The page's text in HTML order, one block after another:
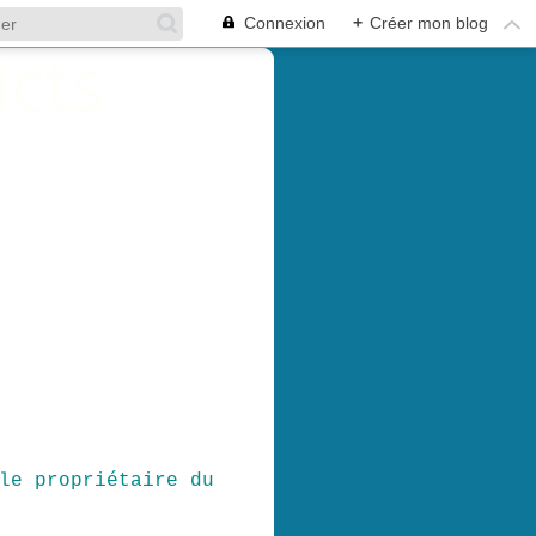
Connexion + Créer mon blog
propriétaire du